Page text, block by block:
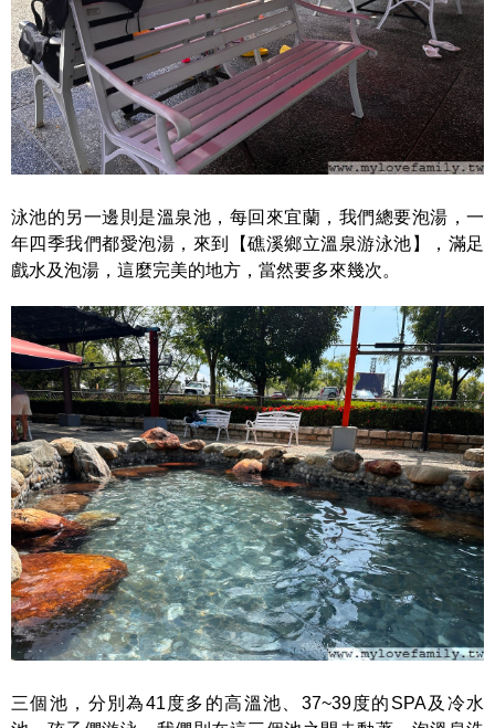
泳池的另一邊則是溫泉池，每回來宜蘭，我們總要泡湯，一
年四季我們都愛泡湯，來到【礁溪鄉立溫泉游泳池】，滿足
戲水及泡湯，這麼完美的地方，當然要多來幾次。
三個池，分別為41度多的高溫池、37~39度的SPA及冷水